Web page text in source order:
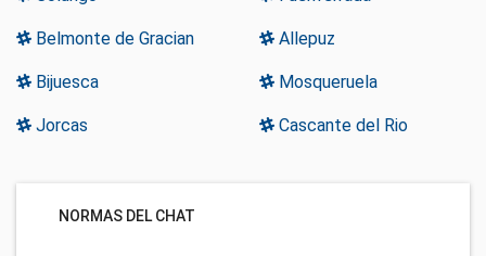
Belmonte de Gracian Allepuz
Bijuesca Mosqueruela
Jorcas Cascante del Rio
NORMAS DEL CHAT